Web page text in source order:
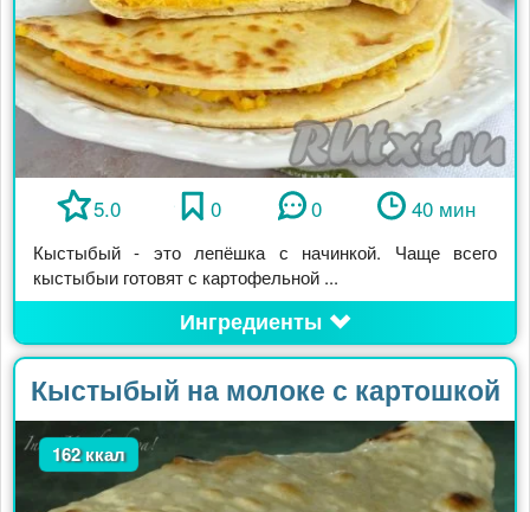
5.0 0 0 40 мин
Кыстыбый - это лепёшка с начинкой. Чаще всего
кыстыбыи готовят с картофельной ...
Ингредиенты
Кыстыбый на молоке с картошкой
162 ккал